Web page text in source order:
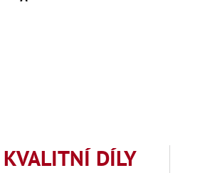
KVALITNÍ DÍLY